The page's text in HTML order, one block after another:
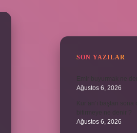
SON YAZILAR
Ağustos 6, 2026
Ağustos 6, 2026